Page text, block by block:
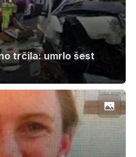
trčila: umrlo šest